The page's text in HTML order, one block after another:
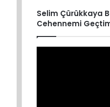
Selim Çürükkaya
Cehennemi